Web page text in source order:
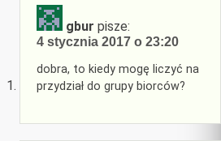
gbur pisze:
4 stycznia 2017 o 23:20
dobra, to kiedy mogę liczyć na
przydział do grupy biorców?